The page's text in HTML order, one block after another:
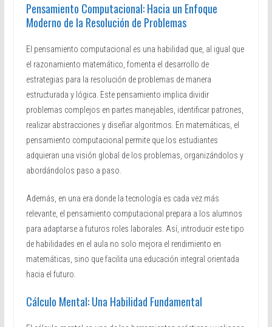
Pensamiento Computacional: Hacia un Enfoque
Moderno de la Resolución de Problemas
El pensamiento computacional es una habilidad que, al igual que
el razonamiento matemático, fomenta el desarrollo de
estrategias para la resolución de problemas de manera
estructurada y lógica. Este pensamiento implica dividir
problemas complejos en partes manejables, identificar patrones,
realizar abstracciones y diseñar algoritmos. En matemáticas, el
pensamiento computacional permite que los estudiantes
adquieran una visión global de los problemas, organizándolos y
abordándolos paso a paso.
Además, en una era donde la tecnología es cada vez más
relevante, el pensamiento computacional prepara a los alumnos
para adaptarse a futuros roles laborales. Así, introducir este tipo
de habilidades en el aula no solo mejora el rendimiento en
matemáticas, sino que facilita una educación integral orientada
hacia el futuro.
Cálculo Mental: Una Habilidad Fundamental